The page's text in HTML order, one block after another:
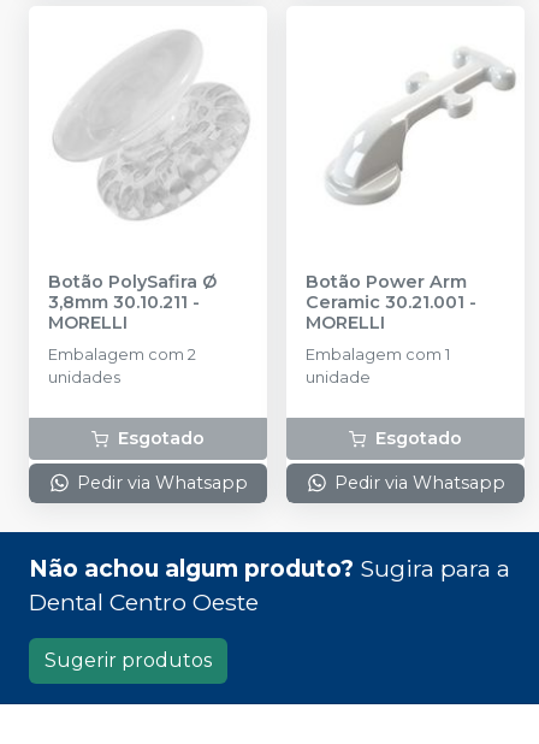
Botão PolySafira Ø
3,8mm 30.10.211 -
MORELLI
Embalagem com 2
unidades
Esgotado
Pedir via Whatsapp
Botão Power Arm
Ceramic 30.21.001 -
MORELLI
Embalagem com 1
unidade
Esgotado
Pedir via Whatsapp
Não achou algum produto? Sugira para a
Dental Centro Oeste
Sugerir produtos